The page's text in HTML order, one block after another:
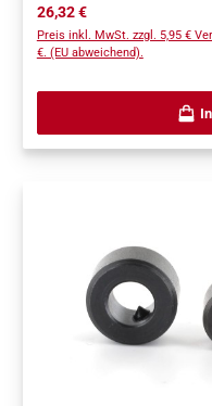
Regulärer Preis:
26,32 €
Preis inkl. MwSt. zzgl. 5,95 €
€. (EU abweichend).